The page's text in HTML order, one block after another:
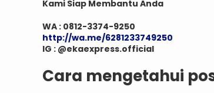
Kami Siap Membantu Anda
WA : 0812-3374-9250
http://wa.me/6281233749250
IG : @ekaexpress.official
Cara mengetahui